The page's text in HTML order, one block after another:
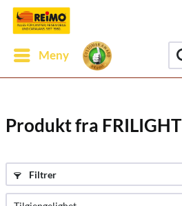
Meny
Produkt fra FRILIGHT
Filtrer